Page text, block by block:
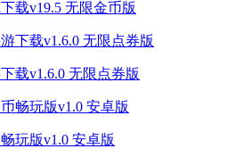
载v19.5 无限金币版
载v1.6.0 无限点券版
玩版v1.0 安卓版